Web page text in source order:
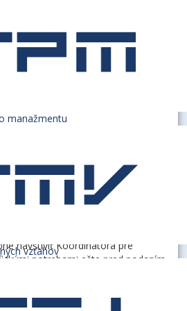
manažmentu
vzťahov
pervazívne vývinové poruchy,
podávaní prihlášky na
na Ekonomickej univerzite
so špecifickými potrebami
primeraných úprav
prijímacích skúšok
navštíviť Koordinátora pre
potrebami ešte pred podaním